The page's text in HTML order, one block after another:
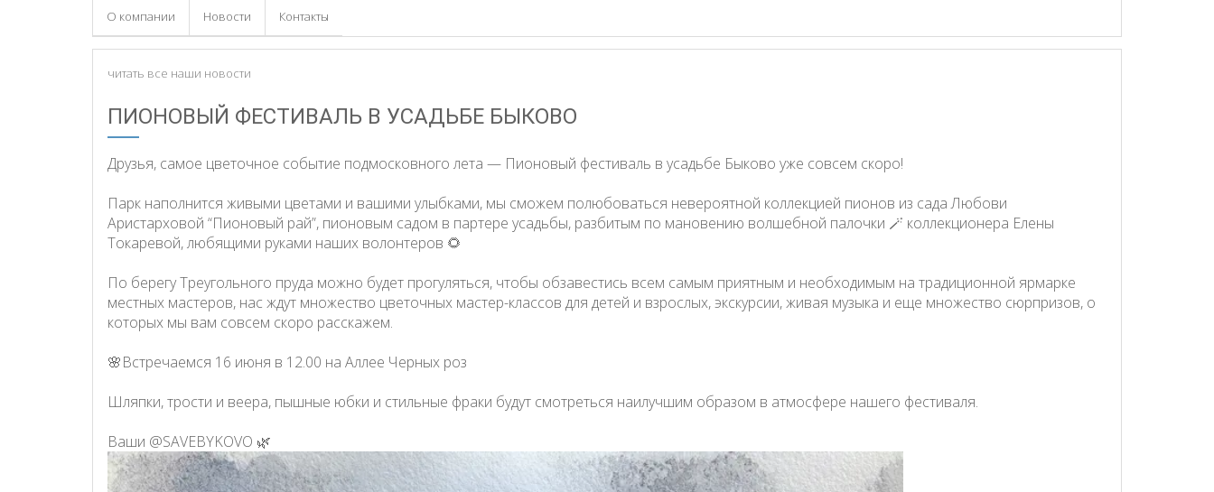
О компании Новости Контакты
читать все наши новости
ПИОНОВЫЙ ФЕСТИВАЛЬ В УСАДЬБЕ БЫКОВО
Друзья, самое цветочное событие подмосковного лета — Пионовый фестиваль в усадьбе Быково уже совсем скоро!
Парк наполнится живыми цветами и вашими улыбками, мы сможем полюбоваться невероятной коллекцией пионов из сада Любови
Аристарховой “Пионовый рай”, пионовым садом в партере усадьбы, разбитым по мановению волшебной палочки 🪄 коллекционера Елены
Токаревой, любящими руками наших волонтеров 🌻
По берегу Треугольного пруда можно будет прогуляться, чтобы обзавестись всем самым приятным и необходимым на традиционной ярмарке
местных мастеров, нас ждут множество цветочных мастер-классов для детей и взрослых, экскурсии, живая музыка и еще множество сюрпризов, о
которых мы вам совсем скоро расскажем.
🌸Встречаемся 16 июня в 12.00 на Аллее Черных роз
Шляпки, трости и веера, пышные юбки и стильные фраки будут смотреться наилучшим образом в атмосфере нашего фестиваля.
Ваши @SAVEBYKOVO 🌿